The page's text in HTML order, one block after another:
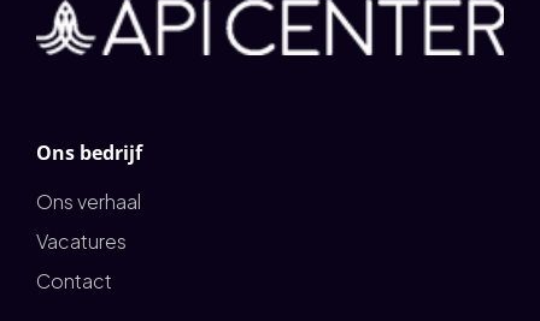
Ons bedrijf
Ons verhaal
Vacatures
Contact